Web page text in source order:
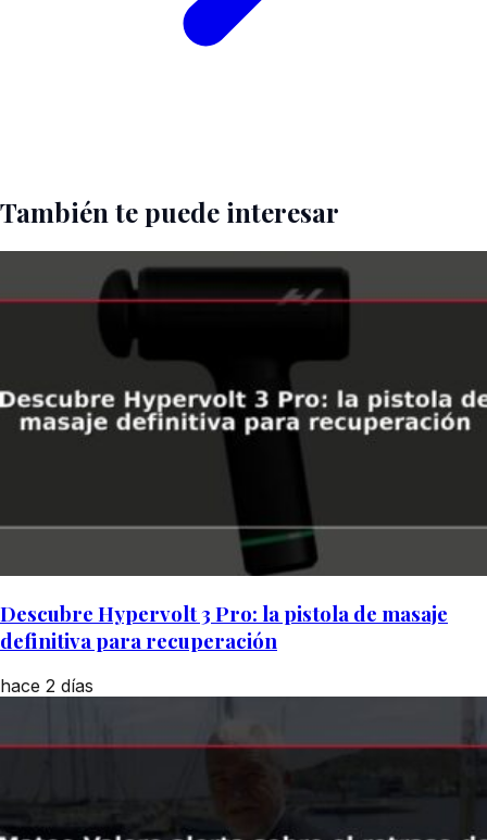
También te puede interesar
Descubre Hypervolt 3 Pro: la pistola de masaje
definitiva para recuperación
hace 2 días